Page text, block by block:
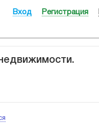
Регистрация
Вход